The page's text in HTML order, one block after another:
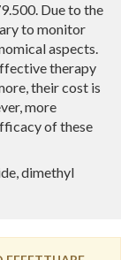
Due to the
to monitor
aspects.
therapy
their cost is
more
of these
dimethyl